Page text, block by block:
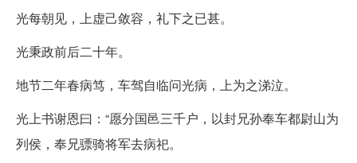
光每朝见，上虚己敛容，礼下之已甚。
光秉政前后二十年。
地节二年春病笃，车驾自临问光病，上为之涕泣。
光上书谢恩曰：“愿分国邑三千户，以封兄孙奉车都尉山为
列侯，奉兄骠骑将军去病祀。